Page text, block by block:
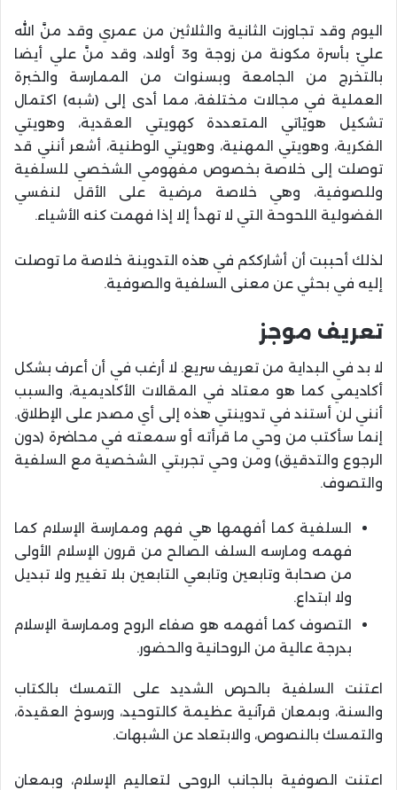
اليوم وقد تجاوزت الثانية والثلاثين من عمري وقد منَّ الله
عليّ بأسرة مكونة من زوجة و3 أولاد، وقد منَّ علي أيضا
بالتخرج من الجامعة وبسنوات من الممارسة والخبرة
العملية في مجالات مختلفة، مما أدى إلى (شبه) اكتمال
تشكيل هويّاتي المتعددة كهويتي العقدية، وهويتي
الفكرية، وهويتي المهنية، وهويتي الوطنية، أشعر أنني قد
توصلت إلى خلاصة بخصوص مفهومي الشخصي للسلفية
وللصوفية، وهي خلاصة مرضية على الأقل لنفسي
الفضولية اللحوحة التي لا تهدأ إلا إذا فهمت كنه الأشياء.
لذلك أحببت أن أشارككم في هذه التدوينة خلاصة ما توصلت
إليه في بحثي عن معنى السلفية والصوفية.
تعريف موجز
لا بد في البداية من تعريف سريع. لا أرغب في أن أعرف بشكل
أكاديمي كما هو معتاد في المقالات الأكاديمية، والسبب
أنني لن أستند في تدوينتي هذه إلى أي مصدر على الإطلاق.
إنما سأكتب من وحي ما قرأته أو سمعته في محاضرة (دون
الرجوع والتدقيق) ومن وحي تجربتي الشخصية مع السلفية
والتصوف.
السلفية كما أفهمها هي فهم وممارسة الإسلام كما
فهمه ومارسه السلف الصالح من قرون الإسلام الأولى
من صحابة وتابعين وتابعي التابعين بلا تغيير ولا تبديل
ولا ابتداع.
التصوف كما أفهمه هو صفاء الروح وممارسة الإسلام
بدرجة عالية من الروحانية والحضور.
اعتنت السلفية بالحرص الشديد على التمسك بالكتاب
والسنة، وبمعان قرآنية عظيمة كالتوحيد، ورسوخ العقيدة،
والتمسك بالنصوص، والابتعاد عن الشبهات.
اعتنت الصوفية بالجانب الروحي لتعاليم الإسلام، وبمعان